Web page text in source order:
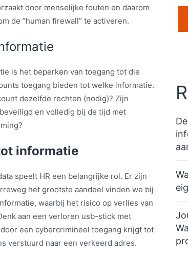
door menselijke fouten en daarom
de ”human firewall” te activeren.
is het beperken van toegang tot die
toegang bieden tot welke informatie.
dezelfde rechten (nodig)? Zijn
en volledig bij de tijd met
informatie
speelt HR een belangrijke rol. Er zijn
het grootste aandeel vinden we bij
waarbij het risico op verlies van
aan een verloren usb-stick met
een cybercrimineel toegang krijgt tot
verstuurd naar een verkeerd adres.